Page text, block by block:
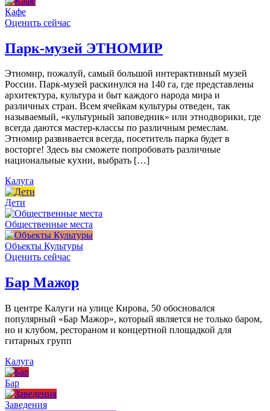
Кафе
Оценить сейчас
Парк-музей ЭТНОМИР
Этномир, пожалуй, самый большой интерактивный музей
России. Парк-музей раскинулся на 140 га, где представлены
архитектура, культура и быт каждого народа мира и
различных стран. Всем ячейкам культуры отведен, так
называемый, «культурный заповедник» или этнодворики, где
всегда даются мастер-классы по различным ремеслам.
Этномир развивается всегда, посетитель парка будет в
восторге! Здесь вы сможете попробовать различные
национальные кухни, выбрать […]
Калуга
Дети
Общественные места
Объекты Культуры
Оценить сейчас
Бар Мажор
В центре Калуги на улице Кирова, 50 обосновался
популярный «Бар Мажор», который является не только баром,
но и клубом, рестораном и концертной площадкой для
гитарных групп
Калуга
Бар
Заведения